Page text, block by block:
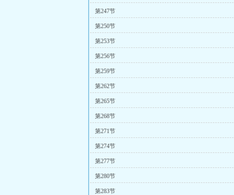
第247节
第250节
第253节
第256节
第259节
第262节
第265节
第268节
第271节
第274节
第277节
第280节
第283节